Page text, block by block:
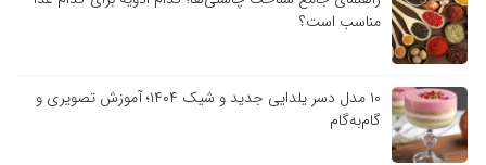
مناسب است؟
۱۰ مدل دسر یلدایی جدید و شیک ۱۴۰۴؛ آموزش تصویری و
گام‌به‌گام